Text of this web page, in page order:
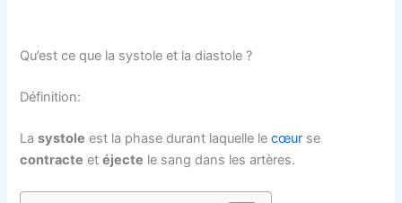
Qu’est ce que la systole et la diastole ?
Définition:
Lasystole est la phase durant laquelle lecœur se
contracte etéjecte le sang dans les artères.